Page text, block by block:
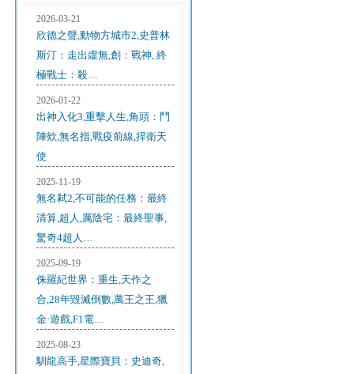
2026-03-21
欣德之聲,動物方城市2,史普林
斯汀：走出虛無,創：戰神, 終
極戰士：殺…
2026-01-22
出神入化3,重擊人生,角頭：鬥
陣欸,無名指,戰疫前線,捍衛天
使
2025-11-19
無名弒2,不可能的任務：最終
清算,超人,厲陰宅：最終聖事,
驚奇4超人…
2025-09-19
侏羅紀世界：重生,天作之
合,28年毀滅倒數,萬王之王,獵
金·遊戲,F1電…
2025-08-23
馴龍高手,星際寶貝：史迪奇,